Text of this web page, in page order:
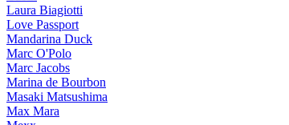
Laura Biagiotti
Love Passport
Mandarina Duck
Marc O'Polo
Marc Jacobs
Marina de Bourbon
Masaki Matsushima
Max Mara